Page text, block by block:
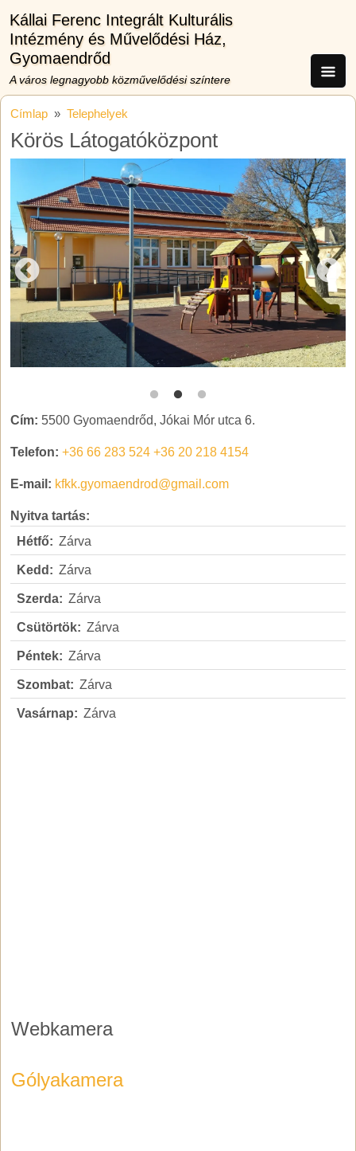
Kállai Ferenc Integrált Kulturális
Intézmény és Művelődési Ház,
Gyomaendrőd
A város legnagyobb közművelődési színtere
Címlap Telephelyek
Körös Látogatóközpont
Cím: 5500 Gyomaendrőd, Jókai Mór utca 6.
Telefon: +36 66 283 524 +36 20 218 4154
E-mail: kfkk.gyomaendrod@gmail.com
Nyitva tartás:
Hétfő: Zárva
Kedd: Zárva
Szerda: Zárva
Csütörtök: Zárva
Péntek: Zárva
Szombat: Zárva
Vasárnap: Zárva
Webkamera
Gólyakamera